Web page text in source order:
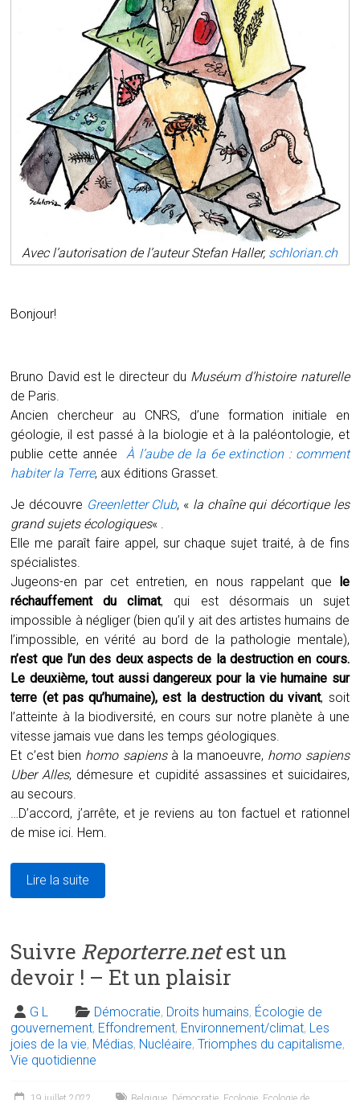
Avec l’autorisation de l’auteur Stefan Haller, schlorian.ch
Bonjour!
Bruno David est le directeur du Muséum d’histoire naturelle
de Paris.
Ancien chercheur au CNRS, d’une formation initiale en
géologie, il est passé à la biologie et à la paléontologie, et
publie cette annéeÀ l’aube de la 6e extinction : comment
habiter la Terre, aux éditions Grasset.
Je découvre Greenletter Club, « la chaîne qui décortique les
grand sujets écologiques« .
Elle me paraît faire appel, sur chaque sujet traité, à de fins
spécialistes.
Jugeons-en par cet entretien, en nous rappelant que
le
réchauffement du climat, qui est désormais un sujet
impossible à négliger (bien qu’il y ait des artistes humains de
l’impossible, en vérité au bord de la pathologie mentale),
n’est que l’un des deux aspects de la destruction en cours.
Le deuxième, tout aussi dangereux pour la vie humaine sur
terre (et pas qu’humaine), est la destruction du vivant, soit
l’atteinte à la biodiversité, en cours sur notre planète à une
vitesse jamais vue dans les temps géologiques.
Et c’est bien homo sapiensà la manoeuvre, homo sapiens
Uber Alles, démesure et cupidité assassines et suicidaires,
au secours.
…D’accord, j’arrête, et je reviens au ton factuel et rationnel
de mise ici. Hem.
Lire la suite
Suivre Reporterre.netest un
devoir ! – Et un plaisir
G L Démocratie, Droits humains, Écologie de
gouvernement, Effondrement, Environnement/climat, Les
joies de la vie, Médias, Nucléaire,Triomphes du capitalisme,
Vie quotidienne